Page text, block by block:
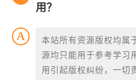
用？
本站所有资源版权均属
源均只能用于参考学习
用引起版权纠纷，一切